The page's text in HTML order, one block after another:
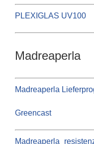
PLEXIGLAS UV100
Madreaperla
Madreaperla
Greencast